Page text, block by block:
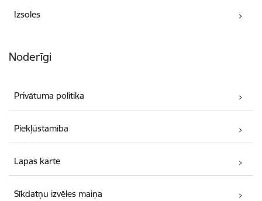
Izsoles
Noderīgi
Privātuma politika
Piekļūstamība
Lapas karte
Sīkdatņu izvēles maiņa